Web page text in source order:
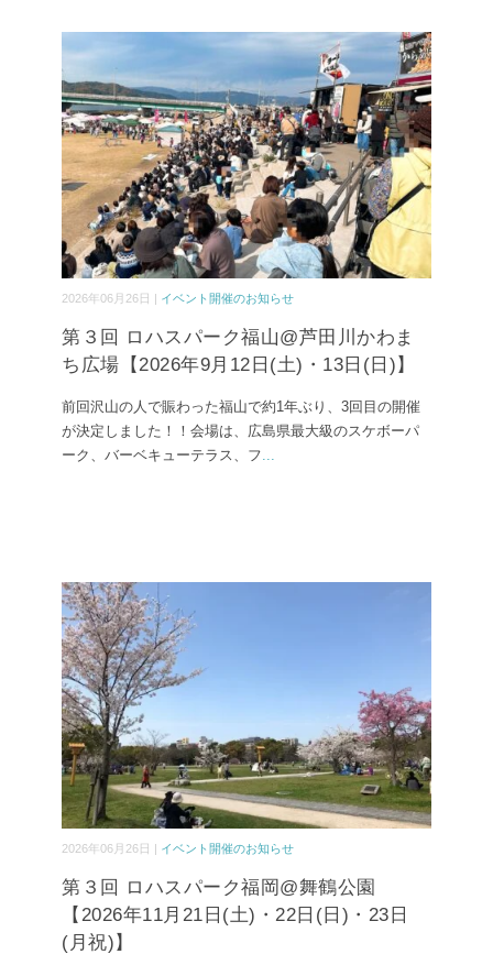
2026年06月26日 | イベント開催のお知らせ
第３回 ロハスパーク福山@芦田川かわま
ち広場【2026年9月12日(土)・13日(日)】
前回沢山の人で賑わった福山で約1年ぶり、3回目の開催
が決定しました！！会場は、広島県最大級のスケボーパ
ーク、バーベキューテラス、フ...
2026年06月26日 | イベント開催のお知らせ
第３回 ロハスパーク福岡@舞鶴公園
【2026年11月21日(土)・22日(日)・23日
(月祝)】